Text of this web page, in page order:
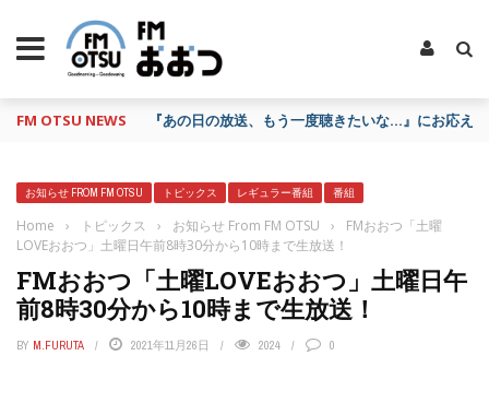
FM OTSU NEWS 『あの日の放送、もう一度聴きたいな…』にお応え
お知らせ FROM FM OTSU トピックス レギュラー番組 番組
Home › トピックス › お知らせ From FM OTSU ›
FMおおつ「土曜
LOVEおおつ」土曜日午前8時30分から10時まで生放送！
FMおおつ「土曜LOVEおおつ」土曜日午
前8時30分から10時まで生放送！
BY M.FURUTA 2021年11月26日 2024 0